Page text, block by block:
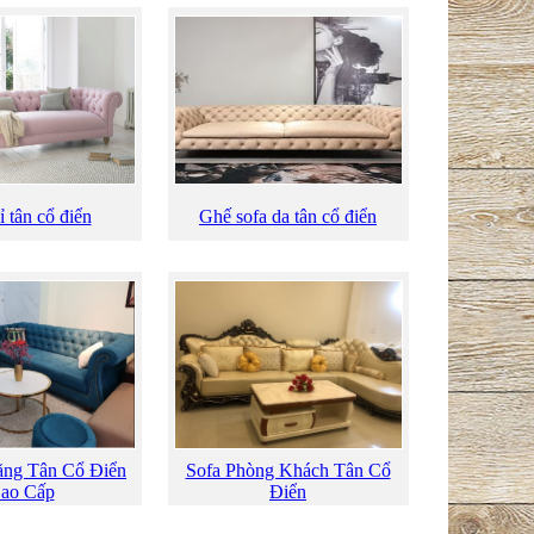
tân cổ điển Ghế sofa da tân cổ điển
Tân Cổ Điển
Cấp
Sofa Phòng Khách Tân Cổ
Điển